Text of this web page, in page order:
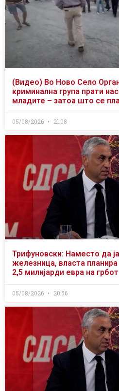
(Видео) Во Ново Село
криминална група прати
младите – затоа што се
05/08/2026 21:08
Трифуновски: Наместо да
железница, власта
2,5 милијарди евра на
05/08/2026 20:56